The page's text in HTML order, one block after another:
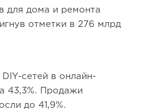
для дома и ремонта
отметки в 276 млрд
сетей в онлайн-
43,3%. Продажи
до 41,9%.